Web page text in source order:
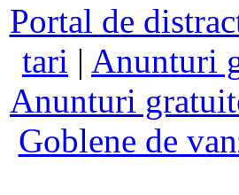
Portal de
tari | Anunturi
Anunturi
Goblene de